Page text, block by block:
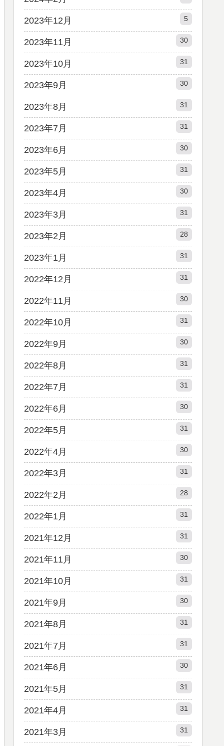
2023年12月 5
2023年11月 30
2023年10月 31
2023年9月 30
2023年8月 31
2023年7月 31
2023年6月 30
2023年5月 31
2023年4月 30
2023年3月 31
2023年2月 28
2023年1月 31
2022年12月 31
2022年11月 30
2022年10月 31
2022年9月 30
2022年8月 31
2022年7月 31
2022年6月 30
2022年5月 31
2022年4月 30
2022年3月 31
2022年2月 28
2022年1月 31
2021年12月 31
2021年11月 30
2021年10月 31
2021年9月 30
2021年8月 31
2021年7月 31
2021年6月 30
2021年5月 31
2021年4月 31
2021年3月 31